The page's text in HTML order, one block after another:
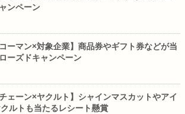
ンペーン
コーマン×対象企業】商品券やギフト券などが当
ーズドキャンペーン
チェーン×ヤクルト】シャインマスカットやアイ
ルトも当たるレシート懸賞